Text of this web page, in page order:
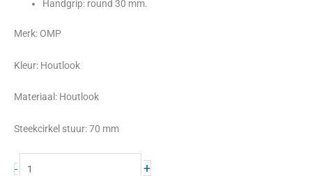
Handgrip: round 30 mm.
Merk: OMP
Kleur: Houtlook
Materiaal: Houtlook
Steekcirkel stuur: 70 mm
- +